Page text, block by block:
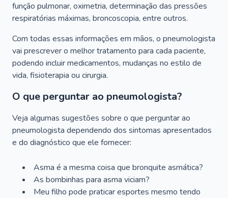
função pulmonar, oximetria, determinação das pressões
respiratórias máximas, broncoscopia, entre outros.
Com todas essas informações em mãos, o pneumologista
vai prescrever o melhor tratamento para cada paciente,
podendo incluir medicamentos, mudanças no estilo de
vida, fisioterapia ou cirurgia.
O que perguntar ao pneumologista?
Veja algumas sugestões sobre o que perguntar ao
pneumologista dependendo dos sintomas apresentados
e do diagnóstico que ele fornecer:
Asma é a mesma coisa que bronquite asmática?
As bombinhas para asma viciam?
Meu filho pode praticar esportes mesmo tendo